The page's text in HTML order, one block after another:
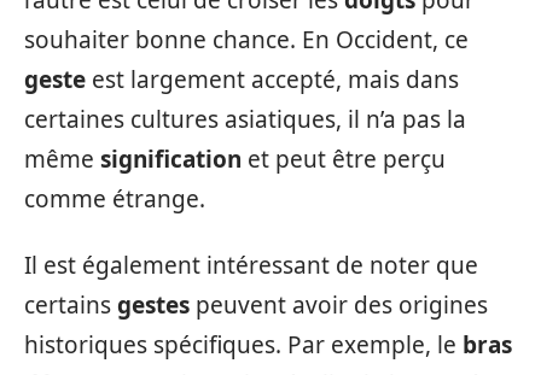
souhaiter bonne chance. En Occident, ce
geste est largement accepté, mais dans
certaines cultures asiatiques, il n’a pas la
même signification et peut être perçu
comme étrange.
Il est également intéressant de noter que
certainsgestes peuvent avoir des origines
historiques spécifiques. Par exemple, le bras